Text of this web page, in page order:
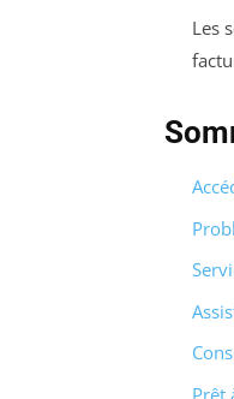
Les
Prêt